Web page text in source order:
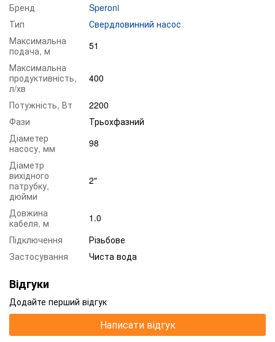
Бренд
Speroni
Тип
Свердловинний насос
Максимальна
подача, м
51
Максимальна
продуктивність,
л/хв
400
Потужність, Вт
2200
Фази
Трьохфазний
Діаметер
насосу, мм
98
Діаметр
вихідного
патрубку,
дюйми
2"
Довжина
кабеля, м
1.0
Підключення
Різьбове
Застосування
Чиста вода
Відгуки
Додайте перший відгук
Написати відгук